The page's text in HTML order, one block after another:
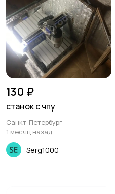
130 ₽
станок с чпу
Санкт-Петербург
1 месяц назад
Serg1000